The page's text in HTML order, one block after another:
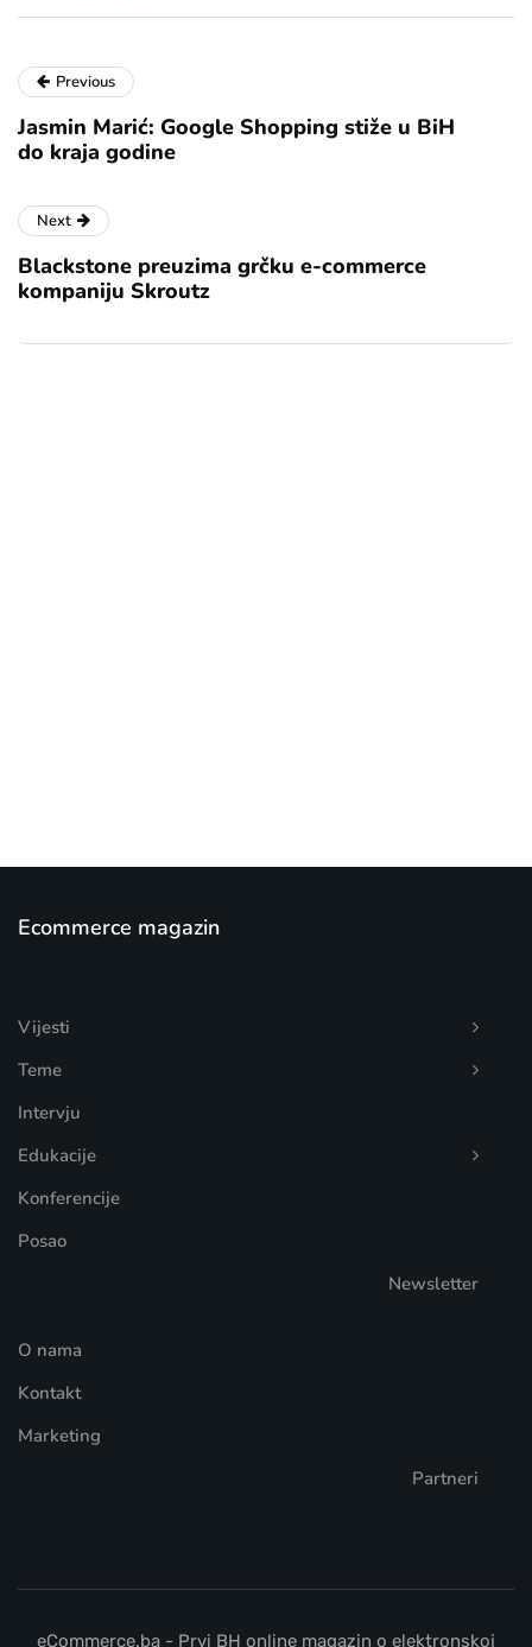
Previous
Jasmin Marić: Google Shopping stiže u BiH
do kraja godine
Next
Blackstone preuzima grčku e-commerce
kompaniju Skroutz
Ecommerce magazin
Vijesti
Teme
Intervju
Edukacije
Konferencije
Posao
Newsletter
O nama
Kontakt
Marketing
Partneri
eCommerce.ba - Prvi BH online magazin o elektronskoj